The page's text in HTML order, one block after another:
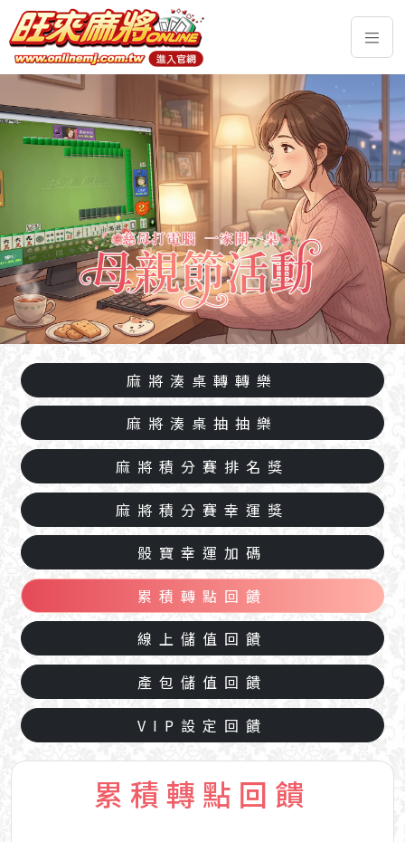
麻將湊桌轉轉樂
麻將湊桌抽抽樂
麻將積分賽排名獎
麻將積分賽幸運獎
骰寶幸運加碼
累積轉點回饋
線上儲值回饋
產包儲值回饋
VIP設定回饋
累積轉點回饋